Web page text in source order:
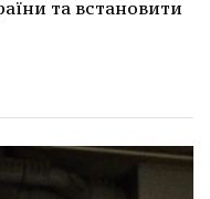
та встановити